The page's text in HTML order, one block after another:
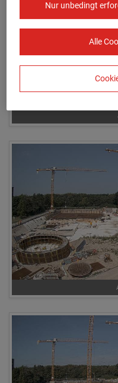
Nur unbedingt
Alle